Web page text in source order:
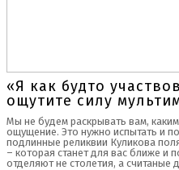
«Я как будто
ощутите силу
Мы не будем раскрывать вам,
ощущение. Это нужно испытать и
подлинные реликвии Куликова
– которая станет для вас ближе и
отделяют не столетия, а считаные